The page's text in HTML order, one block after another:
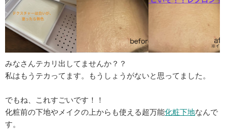
みなさんテカリ出してませんか？？
私はもうテカってます。もうしょうがないと思ってました。
でもね、これすごいです！！
化粧前の下地やメイクの上からも使える超万能化粧下地なんで
す。